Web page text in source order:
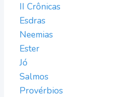
II Crônicas
Esdras
Neemias
Ester
Jó
Salmos
Provérbios